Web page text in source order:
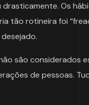
Os
tão rotineira foi
são considerados
de pessoas.